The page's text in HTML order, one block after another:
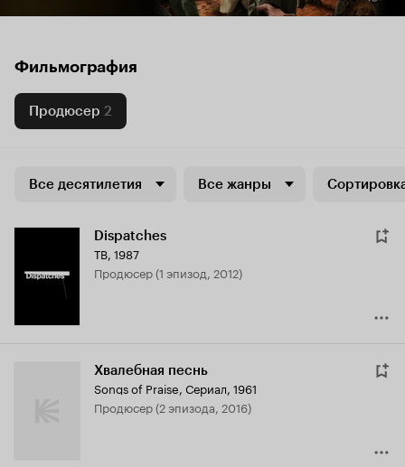
Фильмография
Продюсер 2
Все десятилетия Все жанры
Dispatches
ТВ, 1987
продюсер (1 эпизод, 2012)
Хвалебная песнь
Songs of Praise, Сериал, 1961
продюсер (2 эпизода, 2016)